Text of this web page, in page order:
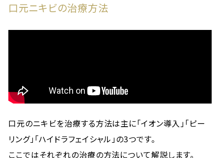
口元ニキビの治療方法
口元のニキビを治療する方法は主に「イオン導入」「ピー
リング」「ハイドラフェイシャル」の3つです。
ここではそれぞれの治療の方法について解説します。